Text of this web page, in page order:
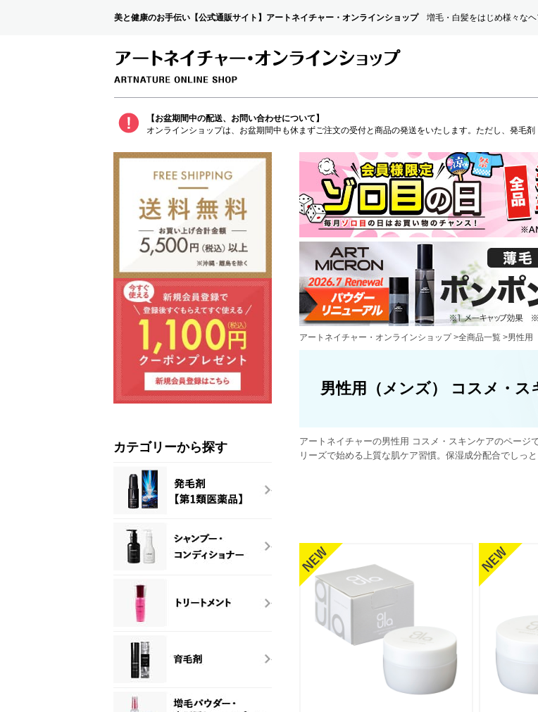
美と健康のお手伝い【公式通販サイト】アートネイチャー・オンラインショップ 増毛・白髪をはじめ様々な
【お盆期間中の配送、お問い合わせについて】
アートネイチャー・オンラインショップ >全商品一覧 >男性用
男性用（メンズ） コスメ・ス
アートネイチャーの男性用 コスメ・スキンケアのペー
リーズで始める上質な肌ケア習慣。保湿成分配合でしっ
カテゴリーから探す